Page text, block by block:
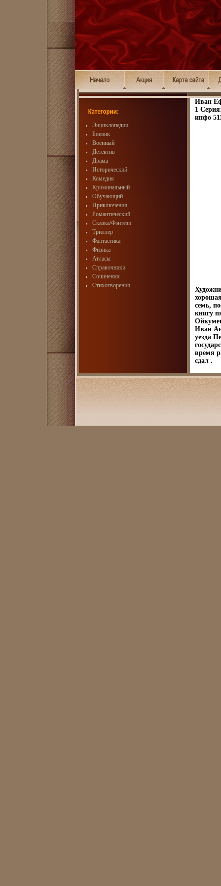
Энциклопедии
Боевик
Военный
Детектив
Драма
Исторический
Комедия
Криминальный
Обучающий
Приключения
Романтический
Сказка/Фэнтези
Триллер
Фантастика
Физика
Атласы
Справочники
Сочинении
Стихотворения
Иван
1
инфо
семь,
книгу
Иван
уезда
время
сдал .